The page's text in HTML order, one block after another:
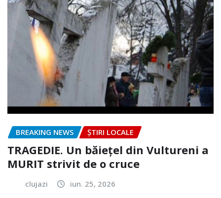
BREAKING NEWS ȘTIRI LOCALE
TRAGEDIE. Un băiețel din Vultureni a
MURIT strivit de o cruce
clujazi iun. 25, 2026